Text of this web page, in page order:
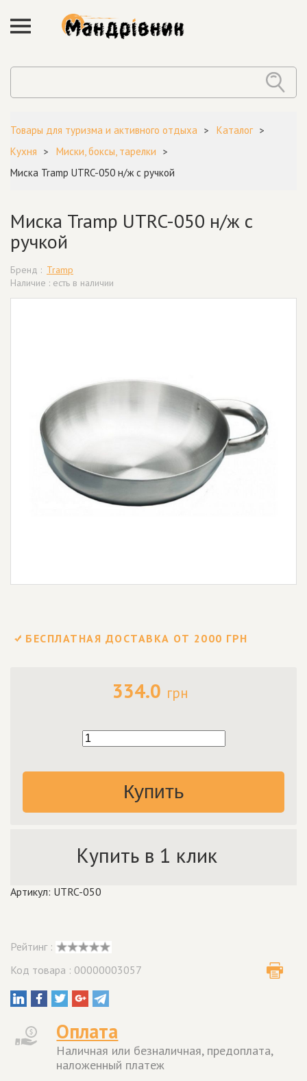
Товары для туризма и активного отдыха
Каталог
Кухня
Миски, боксы, тарелки
Миска Tramp UTRC-050 н/ж с ручкой
Миска Tramp UTRC-050 н/ж с
ручкой
Бренд : Tramp
Наличие : есть в наличии
БЕСПЛАТНАЯ ДОСТАВКА ОТ 2000 ГРН
334.0 грн
Купить
Купить в 1 клик
Артикул: UTRC-050
Рейтинг :
Код товара : 00000003057
Оплата
Наличная или безналичная, предоплата,
наложенный платеж